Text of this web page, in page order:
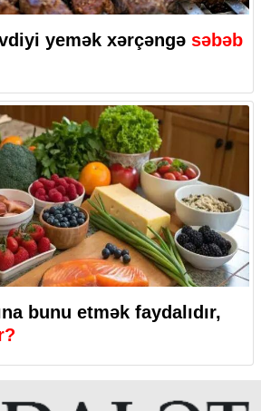
yemək xərçəngə səbəb
bunu etmək faydalıdır,